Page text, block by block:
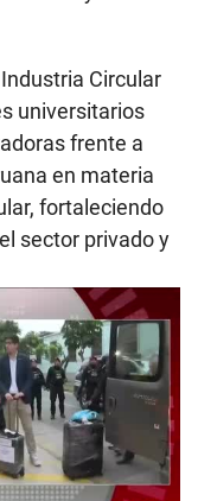
Circular
universitarios
frente a
en materia
fortaleciendo
sector privado y